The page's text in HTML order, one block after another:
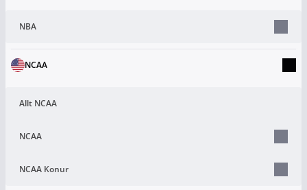
NBA
NCAA
Allt NCAA
NCAA
NCAA Konur